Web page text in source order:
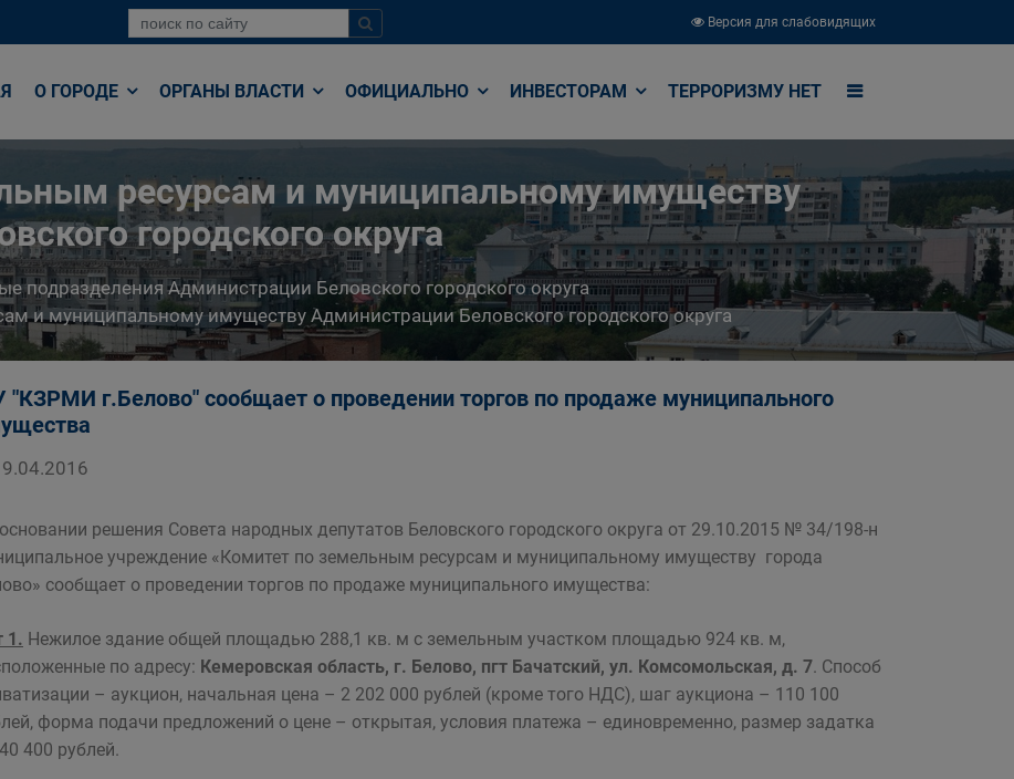
Версия для слабовидящих
О ГОРОДЕ ОРГАНЫ ВЛАСТИ ОФИЦИАЛЬНО ИНВЕСТОРАМ ТЕРРОРИЗМУ НЕТ
ресурсам и муниципальному имуществу
городского округа
подразделения Администрации Беловского городского округа
и муниципальному имуществу Администрации Беловского городского округа
г.Белово" сообщает о проведении торгов по продаже муниципального
решения Совета народных депутатов Беловского городского округа от 29.10.2015 № 34/198-н
учреждение «Комитет по земельным ресурсам и муниципальному имуществу города
сообщает о проведении торгов по продаже муниципального имущества:
1. Нежилое здание общей площадью 288,1 кв. м с земельным участком площадью 924 кв. м,
по адресу: Кемеровская область, г. Белово, пгт Бачатский, ул. Комсомольская, д. 7. Способ
– аукцион, начальная цена – 2 202 000 рублей (кроме того НДС), шаг аукциона – 110 100
форма подачи предложений о цене – открытая, условия платежа – единовременно, размер задатка
400 рублей.